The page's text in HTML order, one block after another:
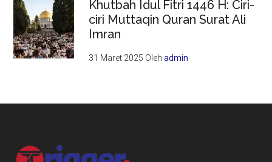
Khutbah Idul Fitri 1446 H: Ciri-
ciri Muttaqin Quran Surat Ali
Imran
31 Maret 2025 Olehadmin
Footer